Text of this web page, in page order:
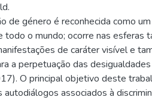
de género é reconhecida como
todo o mundo; ocorre nas esferas
de caráter visível e
a perpetuação das
O principal objetivo deste
autodiálogos associados à